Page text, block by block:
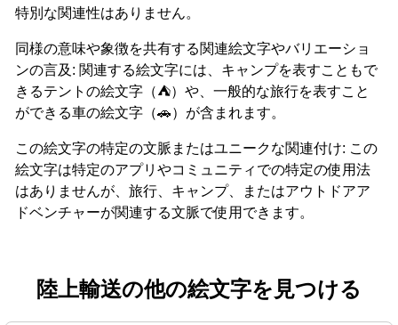
特別な関連性はありません。
同様の意味や象徴を共有する関連絵文字やバリエーショ
ンの言及: 関連する絵文字には、キャンプを表すこともで
きるテントの絵文字（⛺）や、一般的な旅行を表すこと
ができる車の絵文字（🚗）が含まれます。
この絵文字の特定の文脈またはユニークな関連付け: この
絵文字は特定のアプリやコミュニティでの特定の使用法
はありませんが、旅行、キャンプ、またはアウトドアア
ドベンチャーが関連する文脈で使用できます。
陸上輸送の他の絵文字を見つける